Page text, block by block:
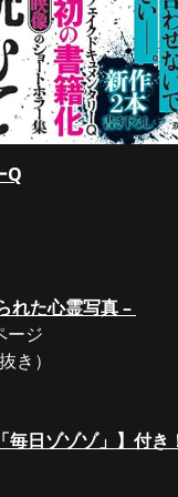
Q
れた心霊写真 –
ージ
き）
日ゾゾゾ」】付き